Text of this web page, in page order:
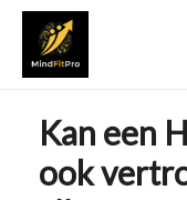
Kan een
ook